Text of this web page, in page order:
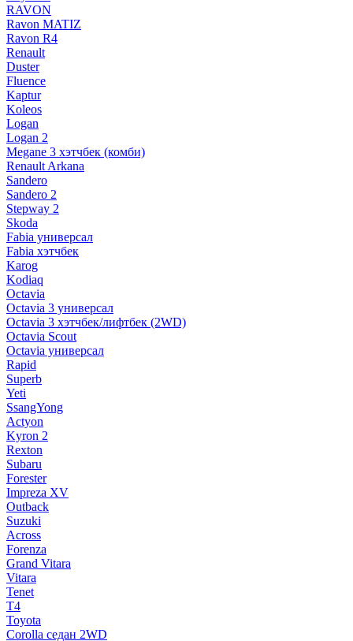
RAVON
Ravon MATIZ
Ravon R4
Renault
Duster
Fluence
Kaptur
Koleos
Logan
Logan 2
Megane 3 хэтчбек (комби)
Renault Arkana
Sandero
Sandero 2
Stepway 2
Skoda
Fabia универсал
Fabia хэтчбек
Karog
Kodiaq
Octavia
Octavia 3 универсал
Octavia 3 хэтчбек/лифтбек (2WD)
Octavia Scout
Octavia универсал
Rapid
Superb
Yeti
SsangYong
Actyon
Kyron 2
Rexton
Subaru
Forester
Impreza XV
Outback
Suzuki
Across
Forenza
Grand Vitara
Vitara
Tenet
T4
Toyota
Corolla седан 2WD